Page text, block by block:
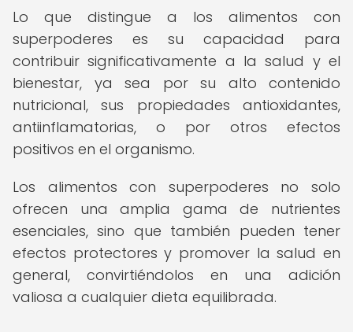
Lo que distingue a los alimentos con
superpoderes es su capacidad para
contribuir significativamente a la salud y el
bienestar, ya sea por su alto contenido
nutricional, sus propiedades antioxidantes,
antiinflamatorias, o por otros efectos
positivos en el organismo.
Los alimentos con superpoderes no solo
ofrecen una amplia gama de nutrientes
esenciales, sino que también pueden tener
efectos protectores y promover la salud en
general, convirtiéndolos en una adición
valiosa a cualquier dieta equilibrada.